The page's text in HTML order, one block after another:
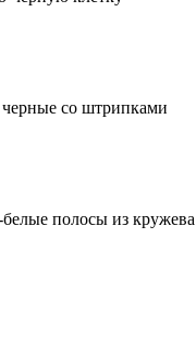
со штрипками
полосы из кружева